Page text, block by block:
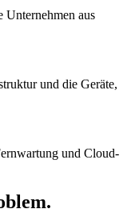
Unternehmen aus
und die Geräte,
und Cloud-